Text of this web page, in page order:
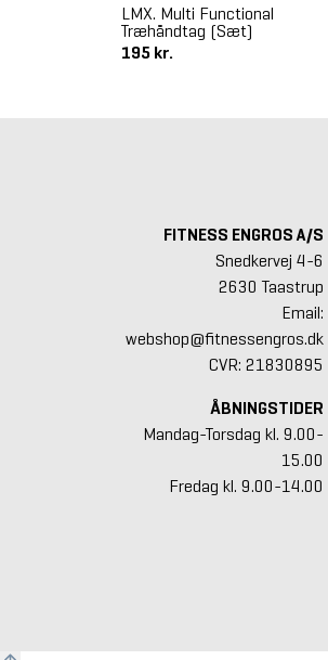
LMX. Multi Functional
Træhåndtag (Sæt)
195 kr.
FITNESS ENGROS A/S
Snedkervej 4-6
2630 Taastrup
Email:
webshop@fitnessengros.dk
CVR: 21830895
ÅBNINGSTIDER
Mandag-Torsdag kl. 9.00-
15.00
Fredag kl. 9.00-14.00